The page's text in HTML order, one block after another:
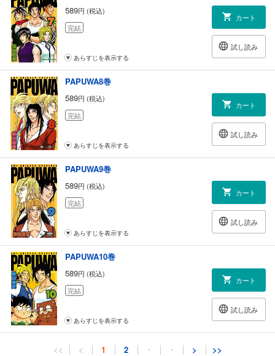
589円 (税込)
完結
カート
試し読み
あらすじを表示する
PAPUWA8巻
589円 (税込)
完結
カート
試し読み
あらすじを表示する
PAPUWA9巻
589円 (税込)
完結
カート
試し読み
あらすじを表示する
PAPUWA10巻
589円 (税込)
完結
カート
試し読み
あらすじを表示する
PAPUWA11巻
<< < 1 2 ・ ・ > >>